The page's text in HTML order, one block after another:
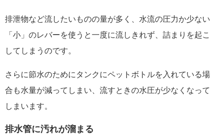
排泄物など流したいものの量が多く、水流の圧力か少ない
「小」のレバーを使うと一度に流しきれず、詰まりを起こ
してしまうのです。
さらに節水のためにタンクにペットボトルを入れている場
合も水量が減ってしまい、流すときの水圧が少なくなって
しまいます。
排水管に汚れが溜まる